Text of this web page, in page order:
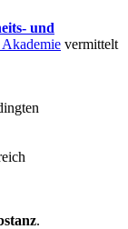
und
vermittelt
.